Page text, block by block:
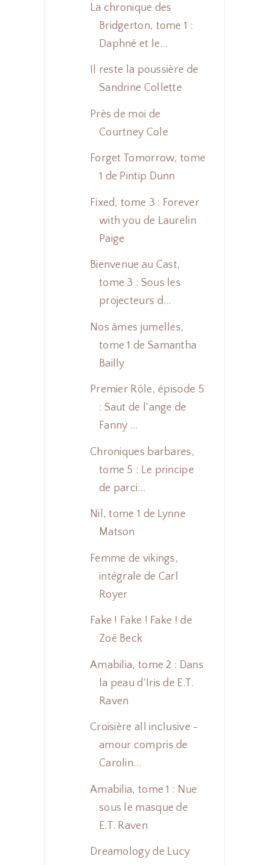
La chronique des
Bridgerton, tome 1 :
Daphné et le...
Il reste la poussière de
Sandrine Collette
Près de moi de
Courtney Cole
Forget Tomorrow, tome
1 de Pintip Dunn
Fixed, tome 3 : Forever
with you de Laurelin
Paige
Bienvenue au Cast,
tome 3 : Sous les
projecteurs d...
Nos âmes jumelles,
tome 1 de Samantha
Bailly
Premier Rôle, épisode 5
: Saut de l'ange de
Fanny ...
Chroniques barbares,
tome 5 : Le principe
de parci...
Nil, tome 1 de Lynne
Matson
Femme de vikings,
intégrale de Carl
Royer
Fake ! Fake ! Fake ! de
Zoë Beck
Amabilia, tome 2 : Dans
la peau d'Iris de E.T.
Raven
Croisière all inclusive -
amour compris de
Carolin...
Amabilia, tome 1 : Nue
sous le masque de
E.T. Raven
Dreamology de Lucy